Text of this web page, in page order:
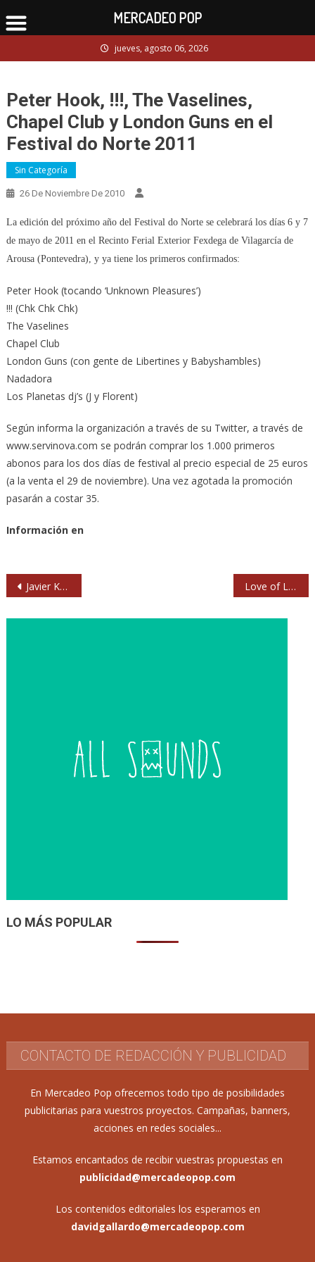
to
jueves, agosto 06, 2026
Peter Hook, !!!, The Vaselines,
Chapel Club y London Guns en el
Festival do Norte 2011
Sin Categoría
26 De Noviembre De 2010
La edición del próximo año del Festival do Norte se celebrará los días 6 y 7
de mayo de 2011 en el Recinto Ferial Exterior Fexdega de Vilagarcía de
Arousa (Pontevedra), y ya tiene los primeros confirmados:
Peter Hook (tocando ‘Unknown Pleasures’)
!!! (Chk Chk Chk)
The Vaselines
Chapel Club
London Guns (con gente de Libertines y Babyshambles)
Nadadora
Los Planetas dj’s (J y Florent)
Según informa la organización a través de su Twitter, a través de
www.servinova.com se podrán comprar los 1.000 primeros
abonos para los dos días de festival al precio especial de 25 euros
(a la venta el 29 de noviembre). Una vez agotada la promoción
pasarán a costar 35.
Información en
Navegación
Javier Krahe: «Yo si fuera Leonard Cohen me retiraba» Love of Lesbian agotan otra vez entradas para la Joy
LO MÁS POPULAR
CONTACTO DE REDACCIÓN Y PUBLICIDAD
En Mercadeo Pop ofrecemos todo tipo de posibilidades
publicitarias para vuestros proyectos. Campañas, banners,
acciones en redes sociales...
Estamos encantados de recibir vuestras propuestas en
publicidad@mercadeopop.com
Los contenidos editoriales los esperamos en
davidgallardo@mercadeopop.com
MERCADEO POP